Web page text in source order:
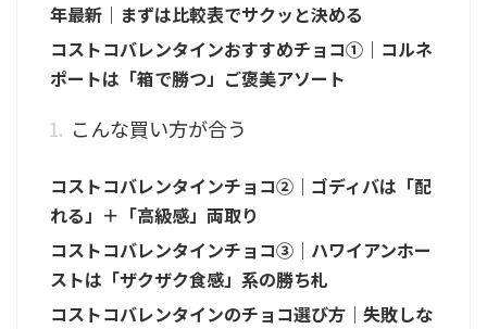
年最新｜まずは比較表でサクッと決める
コストコバレンタインおすすめチョコ①｜コルネ
ポートは「箱で勝つ」ご褒美アソート
こんな買い方が合う
コストコバレンタインチョコ②｜ゴディバは「配
れる」＋「高級感」両取り
コストコバレンタインチョコ③｜ハワイアンホー
ストは「ザクザク食感」系の勝ち札
コストコバレンタインのチョコ選び方｜失敗しな